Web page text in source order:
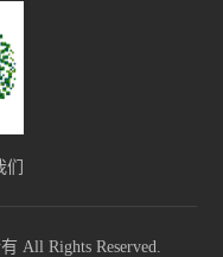
们
All Rights Reserved.